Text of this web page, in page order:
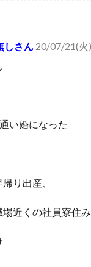
しさん 20/07/21(火
い婚になった
り出産、
近くの社員寮住み